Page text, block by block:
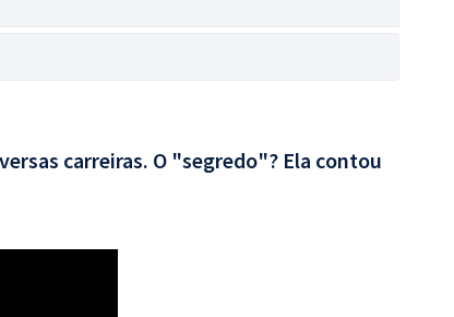
carreiras. O "segredo"? Ela contou